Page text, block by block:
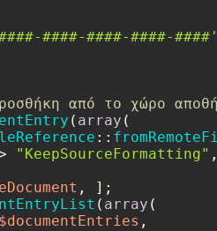
####-####-####-####'
από το χώρο
( array (
::
"KeepSourceFormatting" ,
( array (
$documentEntries ,